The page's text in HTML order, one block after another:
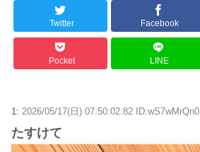
Twitter Facebook
Pocket LINE
1: 2026/05/17(日) 07:50:02.82 ID:wS7wMrQn0
たすけて